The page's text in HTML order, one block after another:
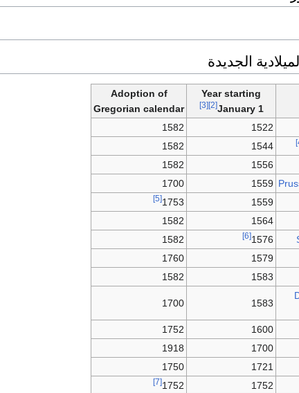
الجديدة
Year starting
1 January
[2]
[3]
Adoption of
Gregorian calendar
1522
1582
1544
1582
1556
1582
1559
1700
1559
1753
[5]
1564
1582
1576
[6]
1582
1579
1760
1583
1582
1583
1700
1600
1752
1700
1918
1721
1750
1752
1752
[7]